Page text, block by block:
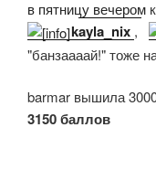
в пятницу вечером
kayla_nix ,
"банзаааай!" тоже
barmar вышила
3150 баллов